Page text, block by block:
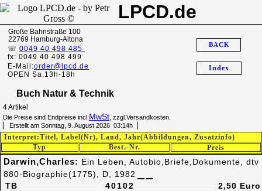
LPCD.de
Große Bahnstraße 100
22769 Hamburg-Altona
☏ 0049 40 498 485
fx: 0049 40 498 499
E-Mail:order@lpcd.de
OPEN Sa.13h-18h
Index
BACK
Buch Natur & Technik
4 Artikel
Die Preise sind Endpreise incl. MwSt , zzgl.Versandkosten.
▏ Erstellt am Sonntag, 9. August 2026 03:14h▕
Best.-Nr.
Typ
Interpret:Titel, Label(Nr), Land, Jahr(Abbildungen, Zusatzinfo)
Preis
40102
TB
Darwin,Charles: Ein Leben, Autobio,Briefe,Dokumente, dtv
880-Biographie(1775), D, 1982
2,50 Euro